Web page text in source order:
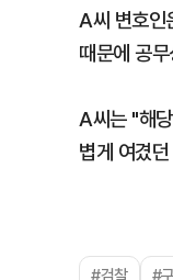
A씨 변호인
때문에 공
A씨는 "해
볍게 여겼
#검찰 #